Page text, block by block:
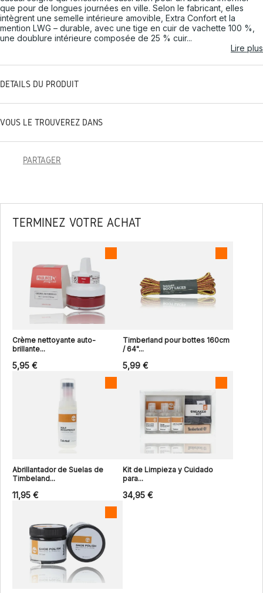
que pour de longues journées en ville. Selon le fabricant, elles
intègrent une semelle intérieure amovible, Extra Confort et la
mention LWG – durable, avec une tige en cuir de vachette 100 %,
une doublure intérieure composée de 25 % cuir...
Lire plus
DÉTAILS DU PRODUIT
VOUS LE TROUVEREZ DANS
PARTAGER
TERMINEZ VOTRE ACHAT
Crème nettoyante auto-
brillante...
5,95 €
Timberland pour bottes 160cm
/ 64"...
5,99 €
Abrillantador de Suelas de
Timbeland...
11,95 €
Kit de Limpieza y Cuidado
para...
34,95 €